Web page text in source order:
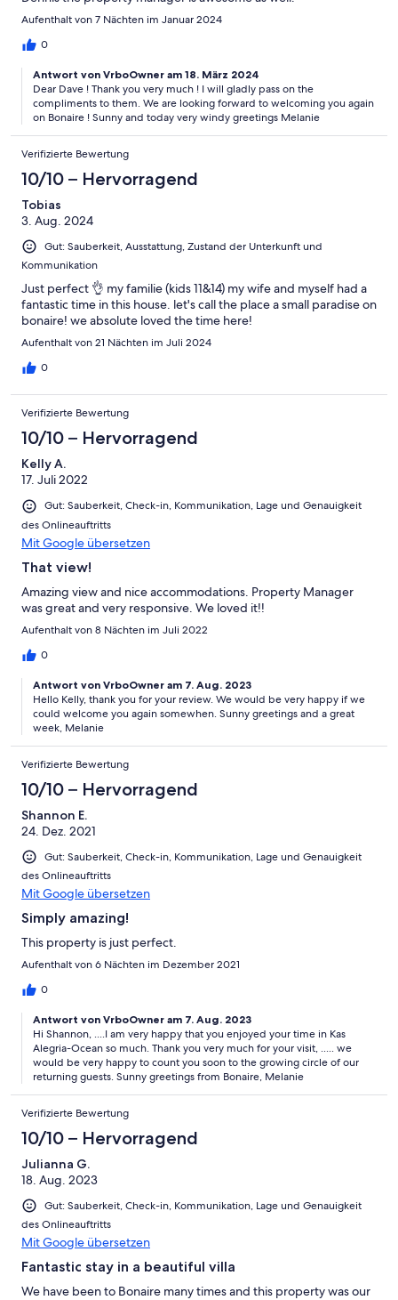
Aufenthalt von 7 Nächten im Januar 2024
0
Antwort von VrboOwner am 18. März 2024
Dear Dave ! Thank you very much ! I will gladly pass on the
compliments to them. We are looking forward to welcoming you again
on Bonaire ! Sunny and today very windy greetings Melanie
Verifizierte Bewertung
10/10 – Hervorragend
Tobias
3. Aug. 2024
Gut: Sauberkeit, Ausstattung, Zustand der Unterkunft und
Kommunikation
Just perfect 👌 my familie (kids 11&14) my wife and myself had a
fantastic time in this house. let's call the place a small paradise on
bonaire! we absolute loved the time here!
Aufenthalt von 21 Nächten im Juli 2024
0
Verifizierte Bewertung
10/10 – Hervorragend
Kelly A.
17. Juli 2022
Gut: Sauberkeit, Check-in, Kommunikation, Lage und Genauigkeit
des Onlineauftritts
Mit Google übersetzen
That view!
Amazing view and nice accommodations. Property Manager
was great and very responsive. We loved it!!
Aufenthalt von 8 Nächten im Juli 2022
0
Antwort von VrboOwner am 7. Aug. 2023
Hello Kelly, thank you for your review. We would be very happy if we
could welcome you again somewhen. Sunny greetings and a great
week, Melanie
Verifizierte Bewertung
10/10 – Hervorragend
Shannon E.
24. Dez. 2021
Gut: Sauberkeit, Check-in, Kommunikation, Lage und Genauigkeit
des Onlineauftritts
Mit Google übersetzen
Simply amazing!
This property is just perfect.
Aufenthalt von 6 Nächten im Dezember 2021
0
Antwort von VrboOwner am 7. Aug. 2023
Hi Shannon, ....I am very happy that you enjoyed your time in Kas
Alegria-Ocean so much. Thank you very much for your visit, ..... we
would be very happy to count you soon to the growing circle of our
returning guests. Sunny greetings from Bonaire, Melanie
Verifizierte Bewertung
10/10 – Hervorragend
Julianna G.
18. Aug. 2023
Gut: Sauberkeit, Check-in, Kommunikation, Lage und Genauigkeit
des Onlineauftritts
Mit Google übersetzen
Fantastic stay in a beautiful villa
We have been to Bonaire many times and this property was our